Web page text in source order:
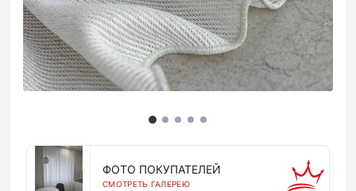
ФОТО ПОКУПАТЕЛЕЙ
СМОТРЕТЬ ГАЛЕРЕЮ